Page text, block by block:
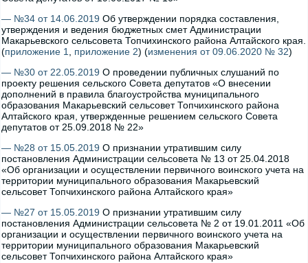
— №34 от 14.06.2019 Об утверждении порядка составления,
утверждения и ведения бюджетных смет Администрации
Макарьевского сельсовета Топчихинского района Алтайского края.
(приложение 1 приложение 2) (изменения от 09.06.2020 № 32)
— №30 от 22.05.2019 О проведении публичных слушаний по
проекту решения сельского Совета депутатов «О внесении
дополнений в правила благоустройства муниципального
образования Макарьевский сельсовет Топчихинского района
Алтайского края, утвержденные решением сельского Совета
депутатов от 25.09.2018 № 22»
— №28 от 15.05.2019 О признании утратившим силу
постановления Администрации сельсовета № 13 от 25.04.2018
«Об организации и осуществлении первичного воинского учета на
территории муниципального образования Макарьевский
сельсовет Топчихинского района Алтайского края»
— №27 от 15.05.2019 О признании утратившим силу
постановления Администрации сельсовета № 2 от 19.01.2011 «Об
организации и осуществлении первичного воинского учета на
территории муниципального образования Макарьевский
сельсовет Топчихинского района Алтайского края»